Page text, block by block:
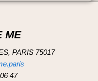
ME
PARIS 75017
47